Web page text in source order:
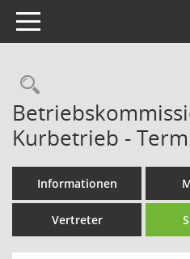
Toggle navigation
Kurbetrieb -
Informationen
Vertreter